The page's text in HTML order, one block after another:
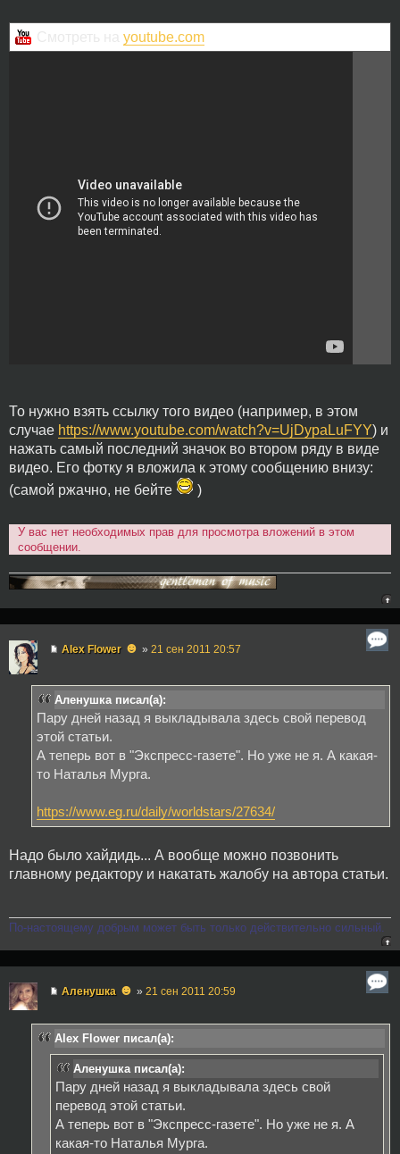
youtube.com
То нужно взять ссылку того видео (например, в этом
случае https://www.youtube.com/watch?v=UjDypaLuFYY) и
нажать самый последний значок во втором ряду в виде
видео. Его фотку я вложила к этому сообщению внизу:
(самой ржачно, не бейте
)
У вас нет необходимых прав для просмотра вложений в этом
сообщении.
Alex Flower ☻ » 21 сен 2011 20:57
Аленушка писал(а):
Пару дней назад я выкладывала здесь свой перевод
этой статьи.
А теперь вот в "Экспресс-газете". Но уже не я. А какая-
то Наталья Мурга.
https://www.eg.ru/daily/worldstars/27634/
Надо было хайдидь... А вообще можно позвонить
главному редактору и накатать жалобу на автора статьи.
По-настоящему добрым может быть только действительно сильный.
Аленушка ☻ » 21 сен 2011 20:59
Alex Flower писал(а):
Аленушка писал(а):
Пару дней назад я выкладывала здесь свой
перевод этой статьи.
А теперь вот в "Экспресс-газете". Но уже не я. А
какая-то Наталья Мурга.